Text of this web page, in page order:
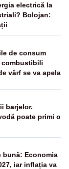
electrică la
Bolojan:
de consum
combustibili
vârf se va apela
barjelor.
poate primi o
bună: Economia
iar inflația va